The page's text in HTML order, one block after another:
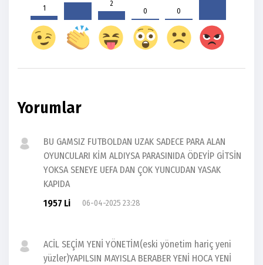
1
2
0
0
Yorumlar
BU GAMSIZ FUTBOLDAN UZAK SADECE PARA ALAN
OYUNCULARI KİM ALDIYSA PARASINIDA ÖDEYİP GİTSİN
YOKSA SENEYE UEFA DAN ÇOK YUNCUDAN YASAK
KAPIDA
1957 Li
06-04-2025 23:28
ACİL SEÇİM YENİ YÖNETİM(eski yönetim hariç yeni
yüzler)YAPILSIN MAYISLA BERABER YENİ HOCA YENİ